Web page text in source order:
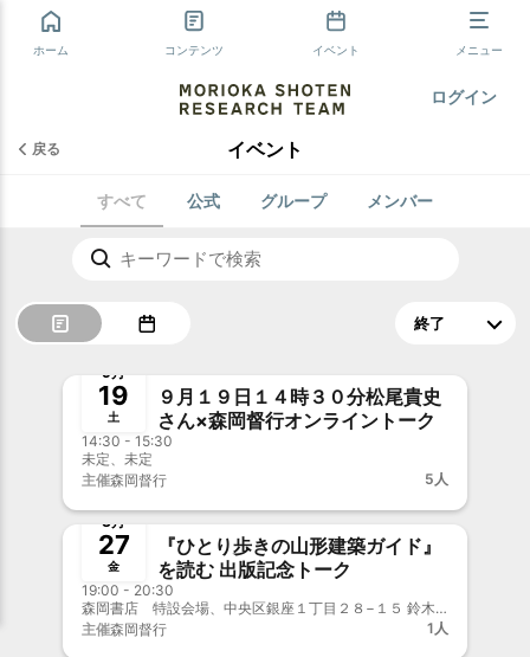
ホーム コンテンツ イベント メニュー
ログイン
戻る イベント
すべて 公式 グループ メンバー
9月
19
土
９月１９日１４時３０分松尾貴史
さん×森岡督行オンライントーク
14:30 - 15:30
未定、未定
主催森岡督行 5人
終了
3月
27
金
『ひとり歩きの山形建築ガイド』
を読む 出版記念トーク
19:00 - 20:30
森岡書店 特設会場、中央区銀座１丁目２８−１５ 鈴木ビル
主催森岡督行 1人